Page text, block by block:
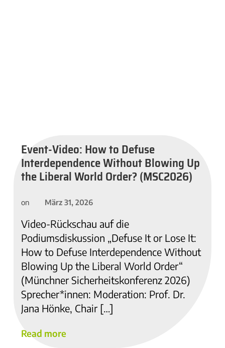
Event-Video: How to Defuse
Interdependence Without Blowing Up
the Liberal World Order? (MSC2026)
on März 31, 2026
Video-Rückschau auf die
Podiumsdiskussion „Defuse It or Lose It:
How to Defuse Interdependence Without
Blowing Up the Liberal World Order“
(Münchner Sicherheitskonferenz 2026)
Sprecher*innen: Moderation: Prof. Dr.
Jana Hönke, Chair […]
Read more